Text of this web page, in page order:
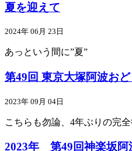
夏を迎えて
2024年 06月 23日
あっという間に”夏”
第49回 東京大塚阿波おど
2023年 09月 04日
こちらも勿論、4年ぶりの完全
2023年 第49回神楽坂阿